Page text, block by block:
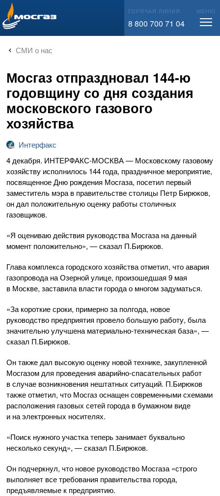
info@mos-gaz.ru ГОРЯЧАЯ ЛИНИЯ
8 800 700 71 04
МЕНЮ
СМИ о нас
Мосгаз отпраздновал 144-ю
годовщину со дня создания
московского газового
хозяйства
Интерфакс
4 декабря. ИНТЕРФАКС-МОСКВА— Московскому газовому
хозяйству исполнилось 144 года, праздничное мероприятие,
посвященное Дню рождения Мосгаза, посетил первый
заместитель мэра в правительстве столицы Петр Бирюков,
он дал положительную оценку работы столичных
газовщиков.
«Я оцениваю действия руководства Мосгаза на данный
момент положительно», — сказал П.Бирюков.
Глава комплекса городского хозяйства отметил, что авария
газопровода на Озерной улице, произошедшая 9 мая
в Москве, заставила власти города о многом задуматься.
«За короткие сроки, примерно за полгода, новое
руководство предприятия провело большую работу, была
значительно улучшена материально-техническая база», —
сказал П.Бирюков.
Он также дал высокую оценку новой технике, закупленной
Мосгазом для проведения аварийно-спасательных работ
в случае возникновения нештатных ситуаций. П.Бирюков
также отметил, что Мосгаз оснащен современными схемами
расположения газовых сетей города в бумажном виде
и на электронных носителях.
«Поиск нужного участка теперь занимает буквально
несколько секунд», — сказал П.Бирюков.
Он подчеркнул, что новое руководство Мосгаза «строго
выполняет все требования правительства города,
предъявляемые к предприятию.